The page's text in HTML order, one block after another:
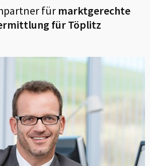
fürmarktgerechte
fürTöplitz